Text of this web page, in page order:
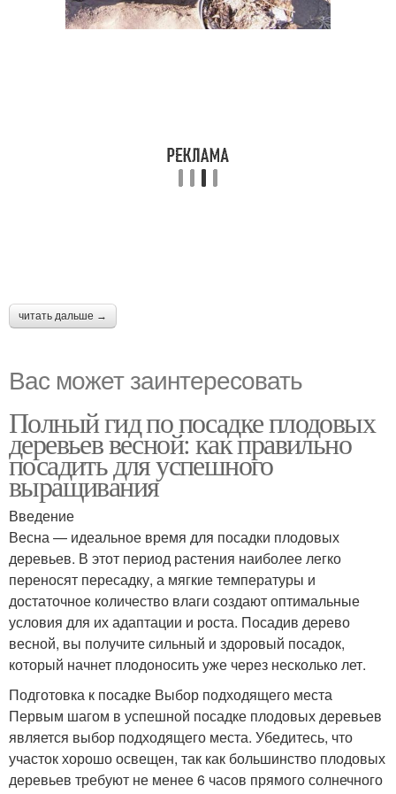
читать дальше →
Вас может заинтересовать
Полный гид по посадке плодовых
деревьев весной: как правильно
посадить для успешного
выращивания
Введение
Весна — идеальное время для посадки плодовых
деревьев. В этот период растения наиболее легко
переносят пересадку, а мягкие температуры и
достаточное количество влаги создают оптимальные
условия для их адаптации и роста. Посадив дерево
весной, вы получите сильный и здоровый посадок,
который начнет плодоносить уже через несколько лет.
Подготовка к посадке Выбор подходящего места
Первым шагом в успешной посадке плодовых деревьев
является выбор подходящего места. Убедитесь, что
участок хорошо освещен, так как большинство плодовых
деревьев требуют не менее 6 часов прямого солнечного